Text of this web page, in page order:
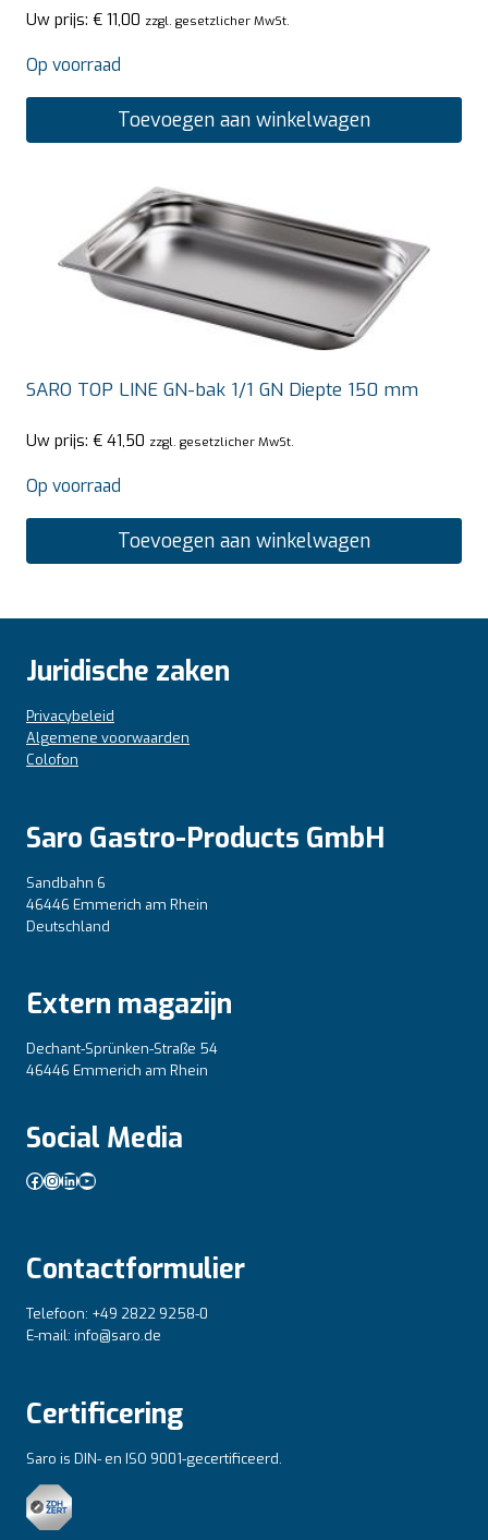
Uw prijs: € 11,00 zzgl. gesetzlicher MwSt.
Op voorraad
Toevoegen aan winkelwagen
SARO TOP LINE GN-bak 1/1 GN Diepte 150 mm
Uw prijs: € 41,50 zzgl. gesetzlicher MwSt.
Op voorraad
Toevoegen aan winkelwagen
Juridische zaken
Privacybeleid
Algemene voorwaarden
Colofon
Saro Gastro-Products GmbH
Sandbahn 6
46446 Emmerich am Rhein
Deutschland
Extern magazijn
Dechant-Sprünken-Straße 54
46446 Emmerich am Rhein
Social Media
Facebook
Instagram
LinkedIn
YouTube
Contactformulier
Telefoon: +49 2822 9258-0
E-mail: info@saro.de
Certificering
Saro is DIN- en ISO 9001-gecertificeerd.